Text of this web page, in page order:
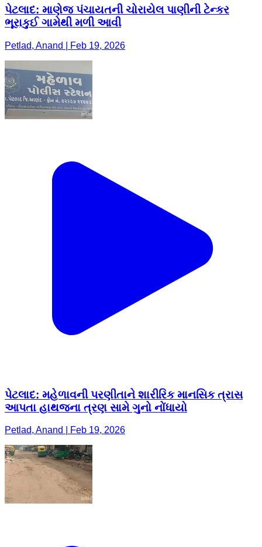
પેટલાદ: માણેજ પંચાયતની ચોરાયેલ પાણીની ટેન્કર
ભૂરાકુઈ ગામેથી મળી આવી
Petlad, Anand | Feb 19, 2026
પેટલાદ: મહેળાવની પરણીતાને શારીરિક માનસિક ત્રાસ
આપતા હાથજના ત્રણ સામે ગુનો નોંધાયો
Petlad, Anand | Feb 19, 2026